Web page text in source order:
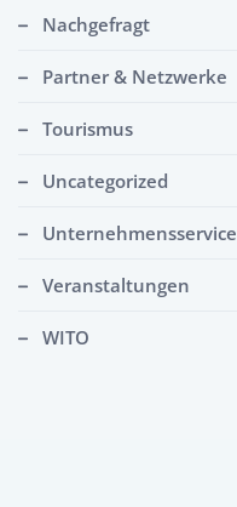
Nachgefragt
Partner & Netzwerke
Tourismus
Uncategorized
Unternehmensservice
Veranstaltungen
WITO